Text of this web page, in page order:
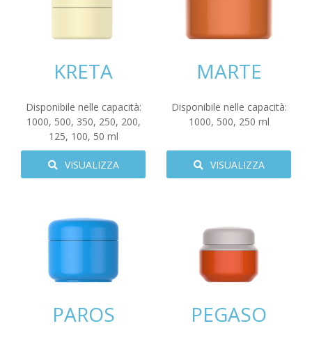
KRETA
Disponibile nelle capacità:
1000, 500, 350, 250, 200,
125, 100, 50 ml
VISUALIZZA
MARTE
Disponibile nelle capacità:
1000, 500, 250 ml
VISUALIZZA
PAROS PEGASO